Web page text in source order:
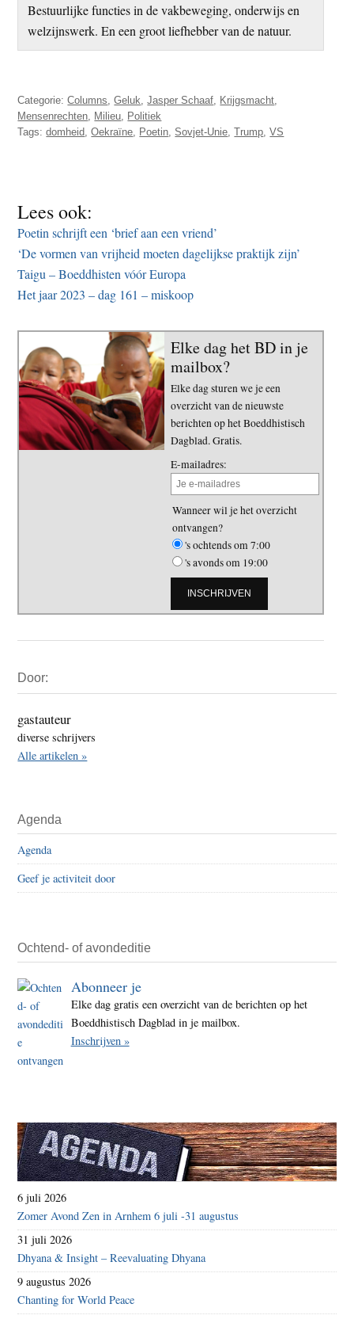
Bestuurlijke functies in de vakbeweging, onderwijs en
welzijnswerk. En een groot liefhebber van de natuur.
Categorie:Columns,Geluk,Jasper Schaaf, Krijgsmacht,
Mensenrechten, Milieu, Politiek
Tags:domheid,Oekraïne, Poetin,Sovjet-Unie,Trump,VS
Lees ook:
Poetin schrijft een ‘brief aan een vriend’
‘De vormen van vrijheid moeten dagelijkse praktijk zijn’
Taigu – Boeddhisten vóór Europa
Het jaar 2023 – dag 161 – miskoop
Elke dag het BD in je
mailbox?
Elke dag sturen we je een
overzicht van de nieuwste
berichten op het Boeddhistisch
Dagblad. Gratis.
E-mailadres:
Wanneer wil je het overzicht
ontvangen?
's ochtends om 7:00
's avonds om 19:00
Sidebar
Door:
gastauteur
diverse schrijvers
Alle artikelen »
Agenda
Agenda
Geef je activiteit door
Ochtend- of avondeditie
Abonneer je
Elke dag gratis een overzicht van de berichten op het
Boeddhistisch Dagblad in je mailbox.
Inschrijven »
6 juli 2026
Zomer Avond Zen in Arnhem 6 juli -31 augustus
31 juli 2026
Dhyana & Insight – Reevaluating Dhyana
9 augustus 2026
Chanting for World Peace